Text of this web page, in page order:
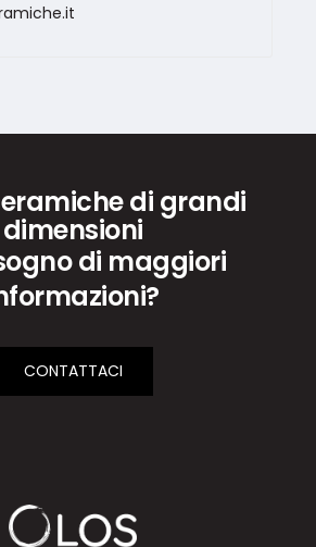
di grandi
dimensioni
di maggiori
CONTATTACI